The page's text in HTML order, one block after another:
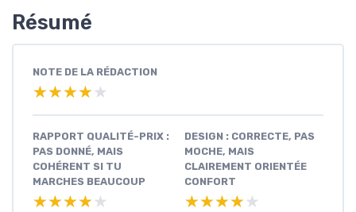
Résumé
NOTE DE LA RÉDACTION
★★★★★
★★★★★
RAPPORT QUALITÉ-PRIX :
PAS DONNÉ, MAIS
COHÉRENT SI TU
MARCHES BEAUCOUP
★★★★★
★★★★★
DESIGN : CORRECTE, PAS
MOCHE, MAIS
CLAIREMENT ORIENTÉE
CONFORT
★★★★★
★★★★★